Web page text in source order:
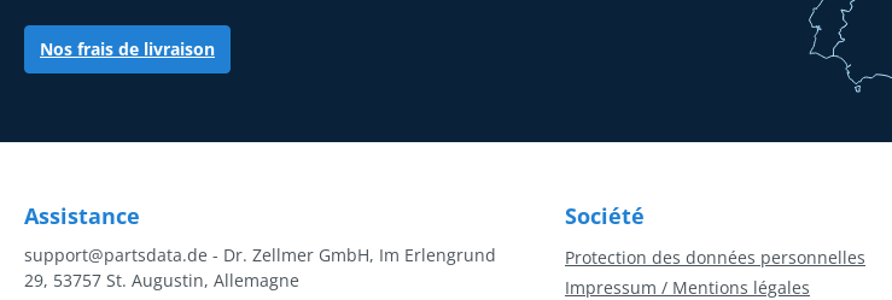
Nos frais de livraison
Assistance
support@partsdata.de - Dr. Zellmer GmbH, Im Erlengrund
29, 53757 St. Augustin, Allemagne
Société
Protection des données personnelles
Impressum / Mentions légales